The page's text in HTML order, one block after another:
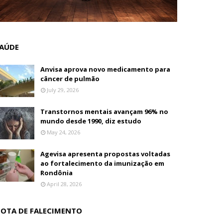
Anvisa aprova novo medicamento para
câncer de pulmão
July 29, 2026
Transtornos mentais avançam 96% no
mundo desde 1990, diz estudo
May 24, 2026
Agevisa apresenta propostas voltadas
ao fortalecimento da imunização em
Rondônia
April 28, 2026
DE FALECIMENTO